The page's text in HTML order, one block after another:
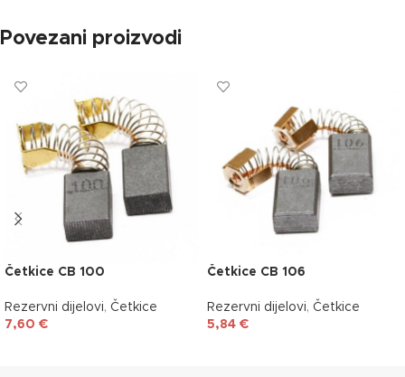
Povezani proizvodi
Četkice CB 100
Rezervni dijelovi, Četkice
7,60 €
Četkice CB 106
Rezervni dijelovi, Četkice
5,84 €